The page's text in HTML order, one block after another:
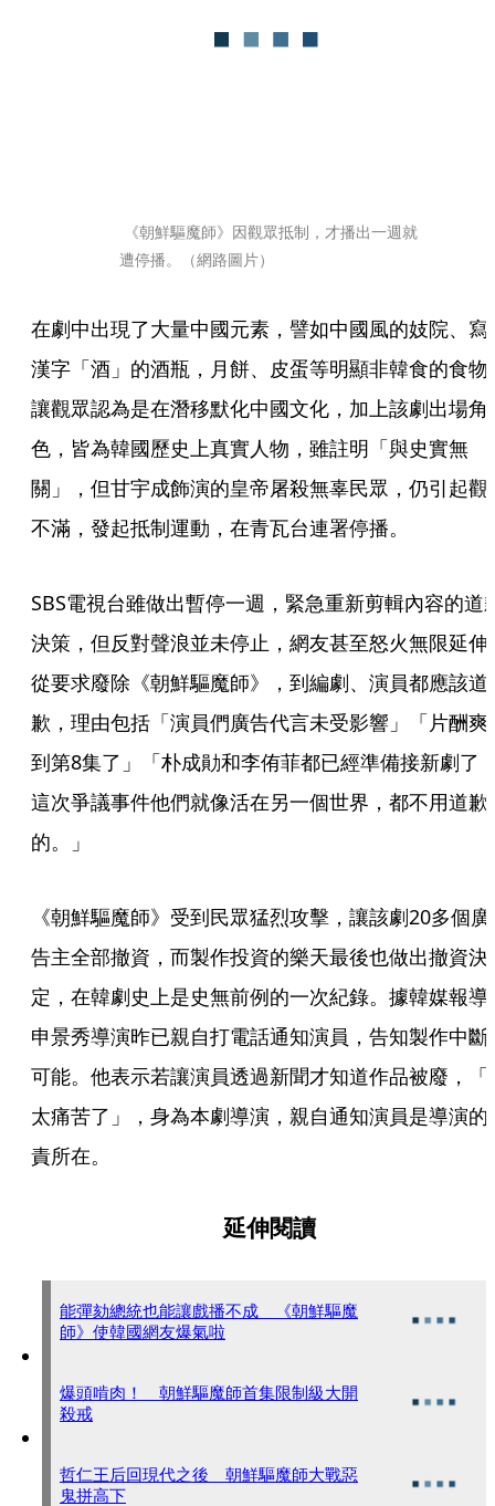
遭停播。（網路圖片）
在劇中出現了大量中國元素，譬如中國風的妓院、寫
漢字「酒」的酒瓶，月餅、皮蛋等明顯非韓食的食物
讓觀眾認為是在潛移默化中國文化，加上該劇出場角
色，皆為韓國歷史上真實人物，雖註明「與史實無
關」，但甘宇成飾演的皇帝屠殺無辜民眾，仍引起觀
不滿，發起抵制運動，在青瓦台連署停播。
SBS電視台雖做出暫停一週，緊急重新剪輯內容的道
決策，但反對聲浪並未停止，網友甚至怒火無限延伸
從要求廢除《朝鮮驅魔師》，到編劇、演員都應該道
歉，理由包括「演員們廣告代言未受影響」「片酬爽
到第8集了」「朴成勛和李侑菲都已經準備接新劇了
這次爭議事件他們就像活在另一個世界，都不用道歉
的。」
《朝鮮驅魔師》受到民眾猛烈攻擊，讓該劇20多個廣
告主全部撤資，而製作投資的樂天最後也做出撤資決
定，在韓劇史上是史無前例的一次紀錄。據韓媒報導
申景秀導演昨已親自打電話通知演員，告知製作中斷
可能。他表示若讓演員透過新聞才知道作品被廢，「
太痛苦了」，身為本劇導演，親自通知演員是導演的
責所在。
延伸閱讀
能彈劾總統也能讓戲播不成 《朝鮮驅魔
師》使韓國網友爆氣啦
爆頭啃肉！ 朝鮮驅魔師首集限制級大開
殺戒
哲仁王后回現代之後 朝鮮驅魔師大戰惡
鬼拼高下